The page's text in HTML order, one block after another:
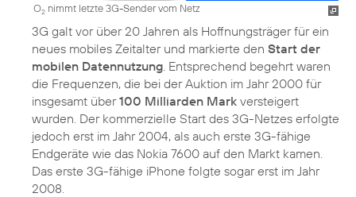
O2 nimmt letzte 3G-Sender vom Netz
3G galt vor über 20 Jahren als Hoffnungsträger für ein
neues mobiles Zeitalter und markierte den Start der
mobilen Datennutzung . Entsprechend begehrt waren
die Frequenzen, die bei der Auktion im Jahr 2000 für
insgesamt über100 Milliarden Mark versteigert
wurden. Der kommerzielle Start des 3G-Netzes erfolgte
jedoch erst im Jahr 2004, als auch erste 3G-fähige
Endgeräte wie das Nokia 7600 auf den Markt kamen.
Das erste 3G-fähige iPhone folgte sogar erst im Jahr
2008.